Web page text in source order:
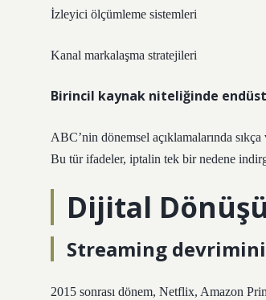
İzleyici ölçümleme sistemleri
Kanal markalaşma stratejileri
Birincil kaynak niteliğinde
ABC’nin dönemsel açıklamalarında
Bu tür ifadeler, iptalin tek bir nedene
Dijital
Streaming
2015 sonrası dönem, Netflix, Amazon